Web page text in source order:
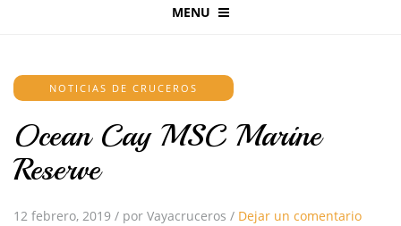
MENU
NOTICIAS DE CRUCEROS
Ocean Cay MSC Marine
Reserve
12 febrero, 2019 / por Vayacruceros / Dejar un comentario